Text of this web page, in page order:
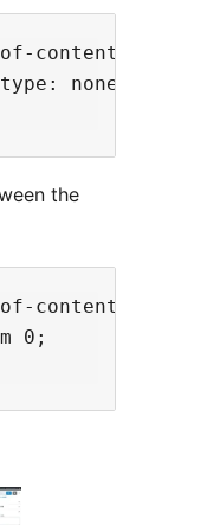
contents ol{
none;
the
contents ol li{
0;